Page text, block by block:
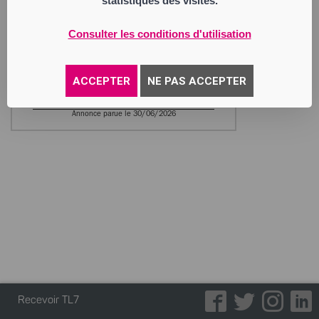
Consulter les conditions d'utilisation
ACCEPTER NE PAS ACCEPTER
Société à Responsabilité Limitée
42000 Saint-Étienne
529 099 285 RCS Saint Etienne
d’articles sportifs et de textiless, la
gestion de sites internet, toutes activités
Annonce parue le 30/06/2026
Recevoir TL7